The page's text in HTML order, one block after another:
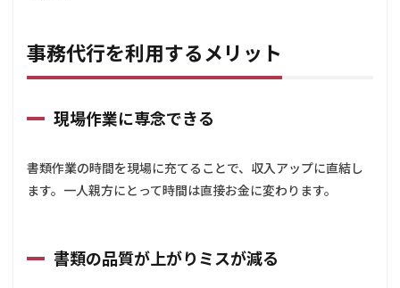
代行
用す
リッ
2.1
現場
作業
2.2
事務代行を利用するメリット
現場作業に専念できる
書類作業の時間を現場に充てることで、収入アップに直結し
ます。一人親方にとって時間は直接お金に変わります。
書類の品質が上がりミスが減る